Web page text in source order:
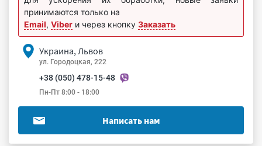
принимаются только на
Email, Viber и через кнопку Заказать
Украина, Львов
ул. Городоцкая, 222
+38 (050) 478-15-48
Пн-Пт 8:00 - 18:00
Написать нам